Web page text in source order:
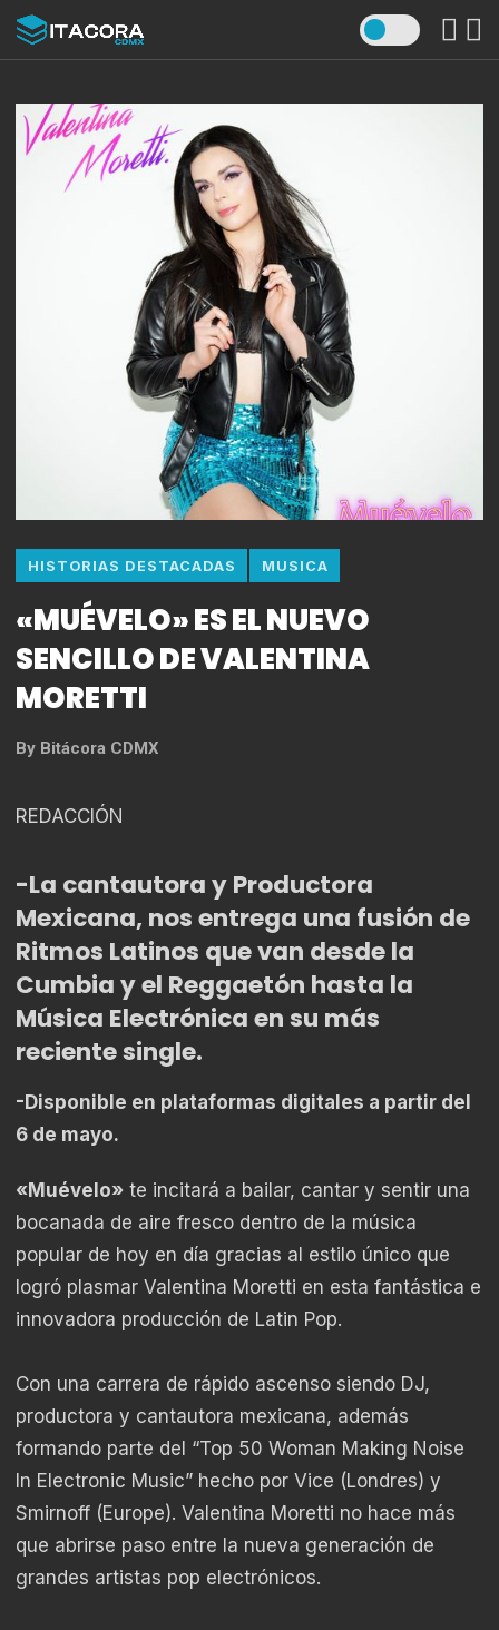
HISTORIAS DESTACADAS MUSICA
«MUÉVELO» ES EL NUEVO
SENCILLO DE VALENTINA
MORETTI
By Bitácora CDMX
REDACCIÓN
-La cantautora y Productora
Mexicana, nos entrega una fusión de
Ritmos Latinos que van desde la
Cumbia y el Reggaetón hasta la
Música Electrónica en su más
reciente single.
-Disponible en plataformas digitales a partir del
6 de mayo.
«Muévelo» te incitará a bailar, cantar y sentir una
bocanada de aire fresco dentro de la música
popular de hoy en día gracias al estilo único que
logró plasmar Valentina Moretti en esta fantástica e
innovadora producción de Latin Pop.
Con una carrera de rápido ascenso siendo DJ,
productora y cantautora mexicana, además
formando parte del “Top 50 Woman Making Noise
In Electronic Music” hecho por Vice (Londres) y
Smirnoff (Europe). Valentina Moretti no hace más
que abrirse paso entre la nueva generación de
grandes artistas pop electrónicos.